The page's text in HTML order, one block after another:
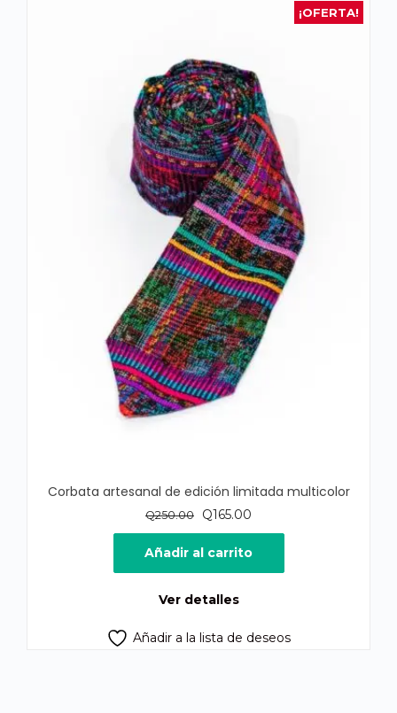
¡OFERTA!
Corbata artesanal de edición limitada multicolor
Q250.00
El
precio
original
era:
Q165.00
precio
actual
es:
Añadir al carrito
Ver detalles
Añadir a la lista de deseos